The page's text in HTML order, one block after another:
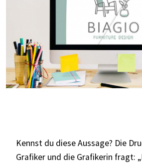
Kennst du diese Aussage? Die
Grafiker und die Grafikerin fragt: